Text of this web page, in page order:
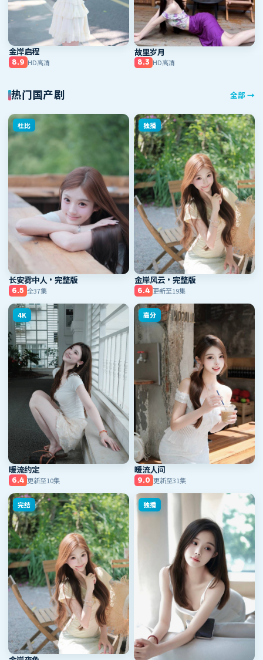
金岸启程
8.9 HD高清
故里岁月
8.3 HD高清
热门国产剧 全部 →
杜比
长安雾中人·完整版
6.5 全37集
独播
金岸风云·完整版
6.4 更新至19集
4K
暖流约定
6.4 更新至10集
高分
暖流人间
9.0 更新至31集
完结 独播